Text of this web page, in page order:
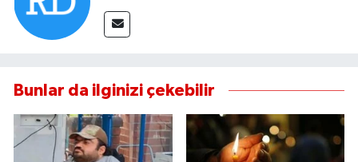
Bunlar da ilginizi çekebilir